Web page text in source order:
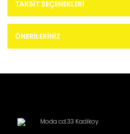
TAKSIT SEÇENEKLERI
ÖNERILERINIZ
Moda cd.33 Kadikoy